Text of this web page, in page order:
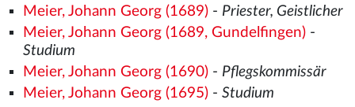
Meier, Johann Georg (1689)- Priester, Geistlicher
Meier, Johann Georg (1689, Gundelfingen)-
Studium
Meier, Johann Georg (1690)- Pflegskommissär
Meier, Johann Georg (1695)- Studium